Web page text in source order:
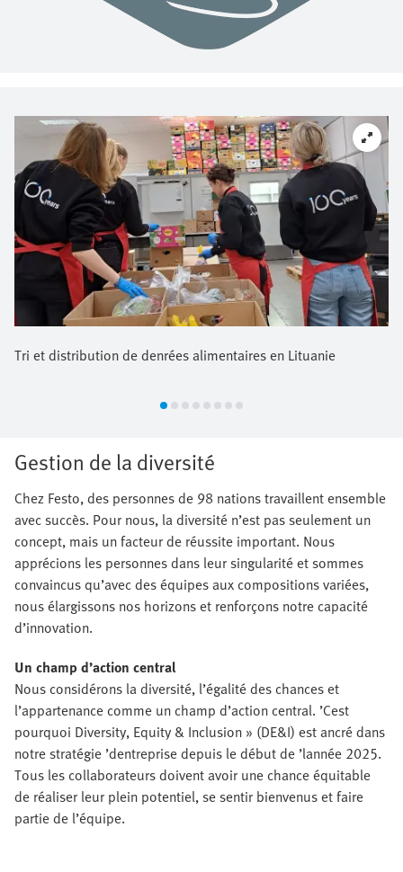
Tri et distribution de denrées alimentaires en Lituanie
Gestion de la diversité
Chez Festo, des personnes de 98 nations travaillent ensemble
avec succès. Pour nous, la diversité n’est pas seulement un
concept, mais un facteur de réussite important. Nous
apprécions les personnes dans leur singularité et sommes
convaincus qu’avec des équipes aux compositions variées,
nous élargissons nos horizons et renforçons notre capacité
d’innovation.
Un champ d’action central
Nous considérons la diversité, l’égalité des chances et
l’appartenance comme un champ d’action central. ’Cest
pourquoi Diversity, Equity & Inclusion » (DE&I) est ancré dans
notre stratégie ’dentreprise depuis le début de ’lannée 2025.
Tous les collaborateurs doivent avoir une chance équitable
de réaliser leur plein potentiel, se sentir bienvenus et faire
partie de l’équipe.